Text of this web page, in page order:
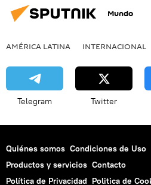
Mundo
AMÉRICA LATINA INTERNACIONAL
Telegram Twitter
Quiénes somos Condiciones de Uso
Productos y servicios Contacto
Política de Privacidad Politica de